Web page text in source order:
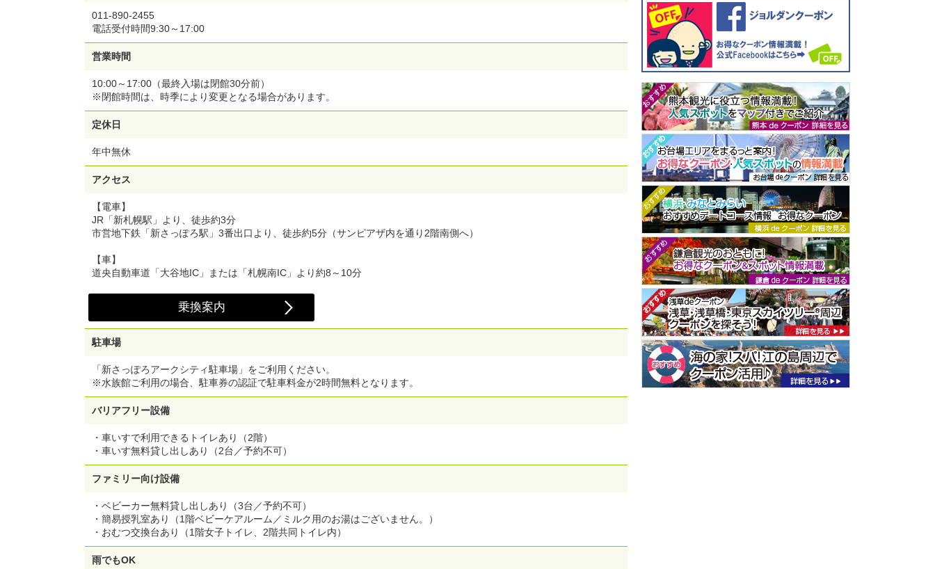
011-890-2455
電話受付時間9:30～17:00
営業時間
10:00～17:00（最終入場は閉館30分前）
※閉館時間は、時季により変更となる場合があります。
定休日
年中無休
アクセス
【電車】
JR「新札幌駅」より、徒歩約3分
市営地下鉄「新さっぽろ駅」3番出口より、徒歩約5分（サンピアザ内を通り2階南側へ）
【車】
道央自動車道「大谷地IC」または「札幌南IC」より約8～10分
乗換案内
駐車場
「新さっぽろアークシティ駐車場」をご利用ください。
※水族館ご利用の場合、駐車券の認証で駐車料金が2時間無料となります。
バリアフリー設備
・車いすで利用できるトイレあり（2階）
・車いす無料貸し出しあり（2台／予約不可）
ファミリー向け設備
・ベビーカー無料貸し出しあり（3台／予約不可）
・簡易授乳室あり（1階ベビーケアルーム／ミルク用のお湯はございません。）
・おむつ交換台あり（1階女子トイレ、2階共同トイレ内）
雨でもOK